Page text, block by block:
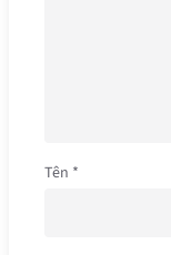
Tên *